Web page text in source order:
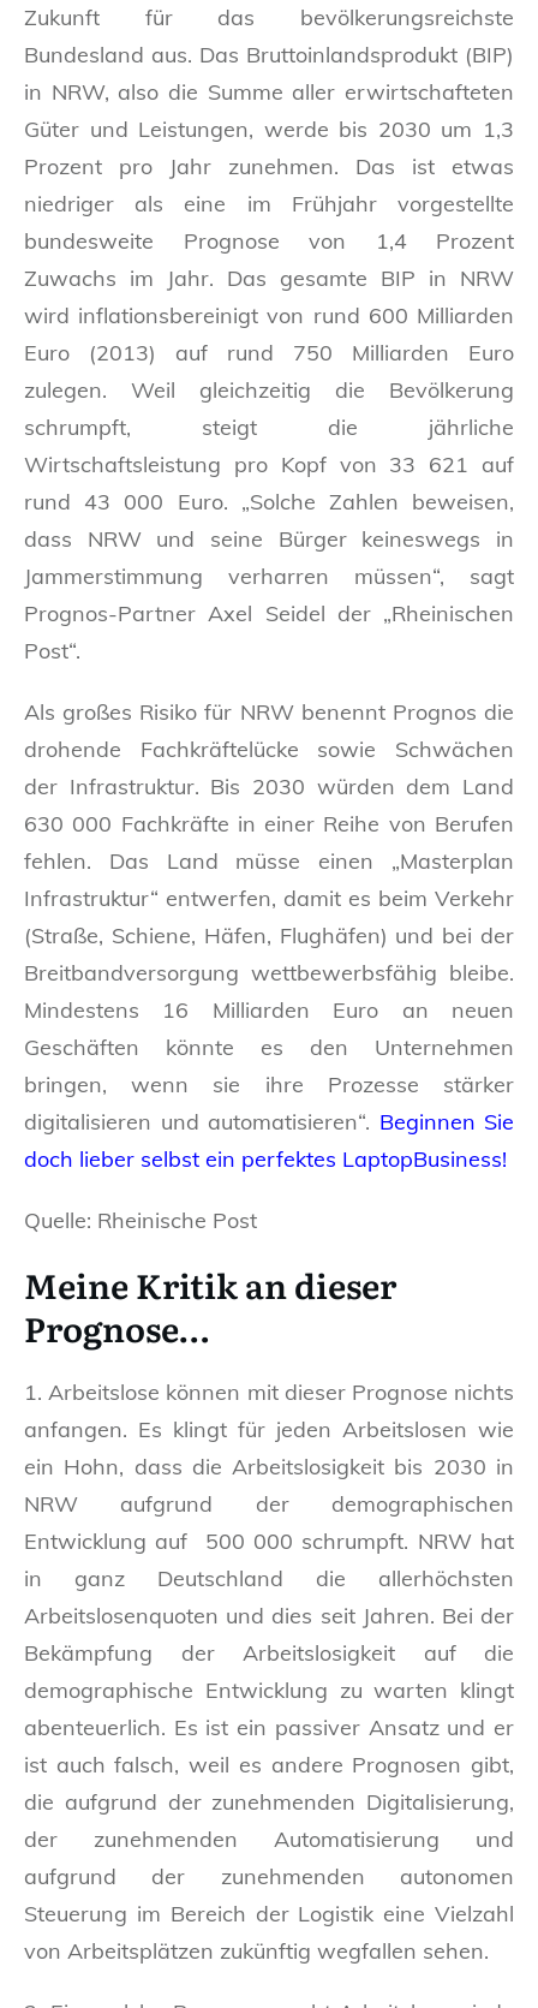
Zukunft für das bevölkerungsreichste
Bundesland aus. Das Bruttoinlandsprodukt (BIP)
in NRW, also die Summe aller erwirtschafteten
Güter und Leistungen, werde bis 2030 um 1,3
Prozent pro Jahr zunehmen. Das ist etwas
niedriger als eine im Frühjahr vorgestellte
bundesweite Prognose von 1,4 Prozent
Zuwachs im Jahr. Das gesamte BIP in NRW
wird inflationsbereinigt von rund 600 Milliarden
Euro (2013) auf rund 750 Milliarden Euro
zulegen. Weil gleichzeitig die Bevölkerung
schrumpft, steigt die jährliche
Wirtschaftsleistung pro Kopf von 33 621 auf
rund 43 000 Euro. „Solche Zahlen beweisen,
dass NRW und seine Bürger keineswegs in
Jammerstimmung verharren müssen“, sagt
Prognos-Partner Axel Seidel der „Rheinischen
Post“.
Als großes Risiko für NRW benennt Prognos die
drohende Fachkräftelücke sowie Schwächen
der Infrastruktur. Bis 2030 würden dem Land
630 000 Fachkräfte in einer Reihe von Berufen
fehlen. Das Land müsse einen „Masterplan
Infrastruktur“ entwerfen, damit es beim Verkehr
(Straße, Schiene, Häfen, Flughäfen) und bei der
Breitbandversorgung wettbewerbsfähig bleibe.
Mindestens 16 Milliarden Euro an neuen
Geschäften könnte es den Unternehmen
bringen, wenn sie ihre Prozesse stärker
digitalisieren und automatisieren“. Beginnen Sie
doch lieber selbst ein perfektes LaptopBusiness!
Quelle: Rheinische Post
Meine Kritik an dieser
Prognose…
1. Arbeitslose können mit dieser Prognose nichts
anfangen. Es klingt für jeden Arbeitslosen wie
ein Hohn, dass die Arbeitslosigkeit bis 2030 in
NRW aufgrund der demographischen
Entwicklung auf 500 000 schrumpft. NRW hat
in ganz Deutschland die allerhöchsten
Arbeitslosenquoten und dies seit Jahren. Bei der
Bekämpfung der Arbeitslosigkeit auf die
demographische Entwicklung zu warten klingt
abenteuerlich. Es ist ein passiver Ansatz und er
ist auch falsch, weil es andere Prognosen gibt,
die aufgrund der zunehmenden Digitalisierung,
der zunehmenden Automatisierung und
aufgrund der zunehmenden autonomen
Steuerung im Bereich der Logistik eine Vielzahl
von Arbeitsplätzen zukünftig wegfallen sehen.